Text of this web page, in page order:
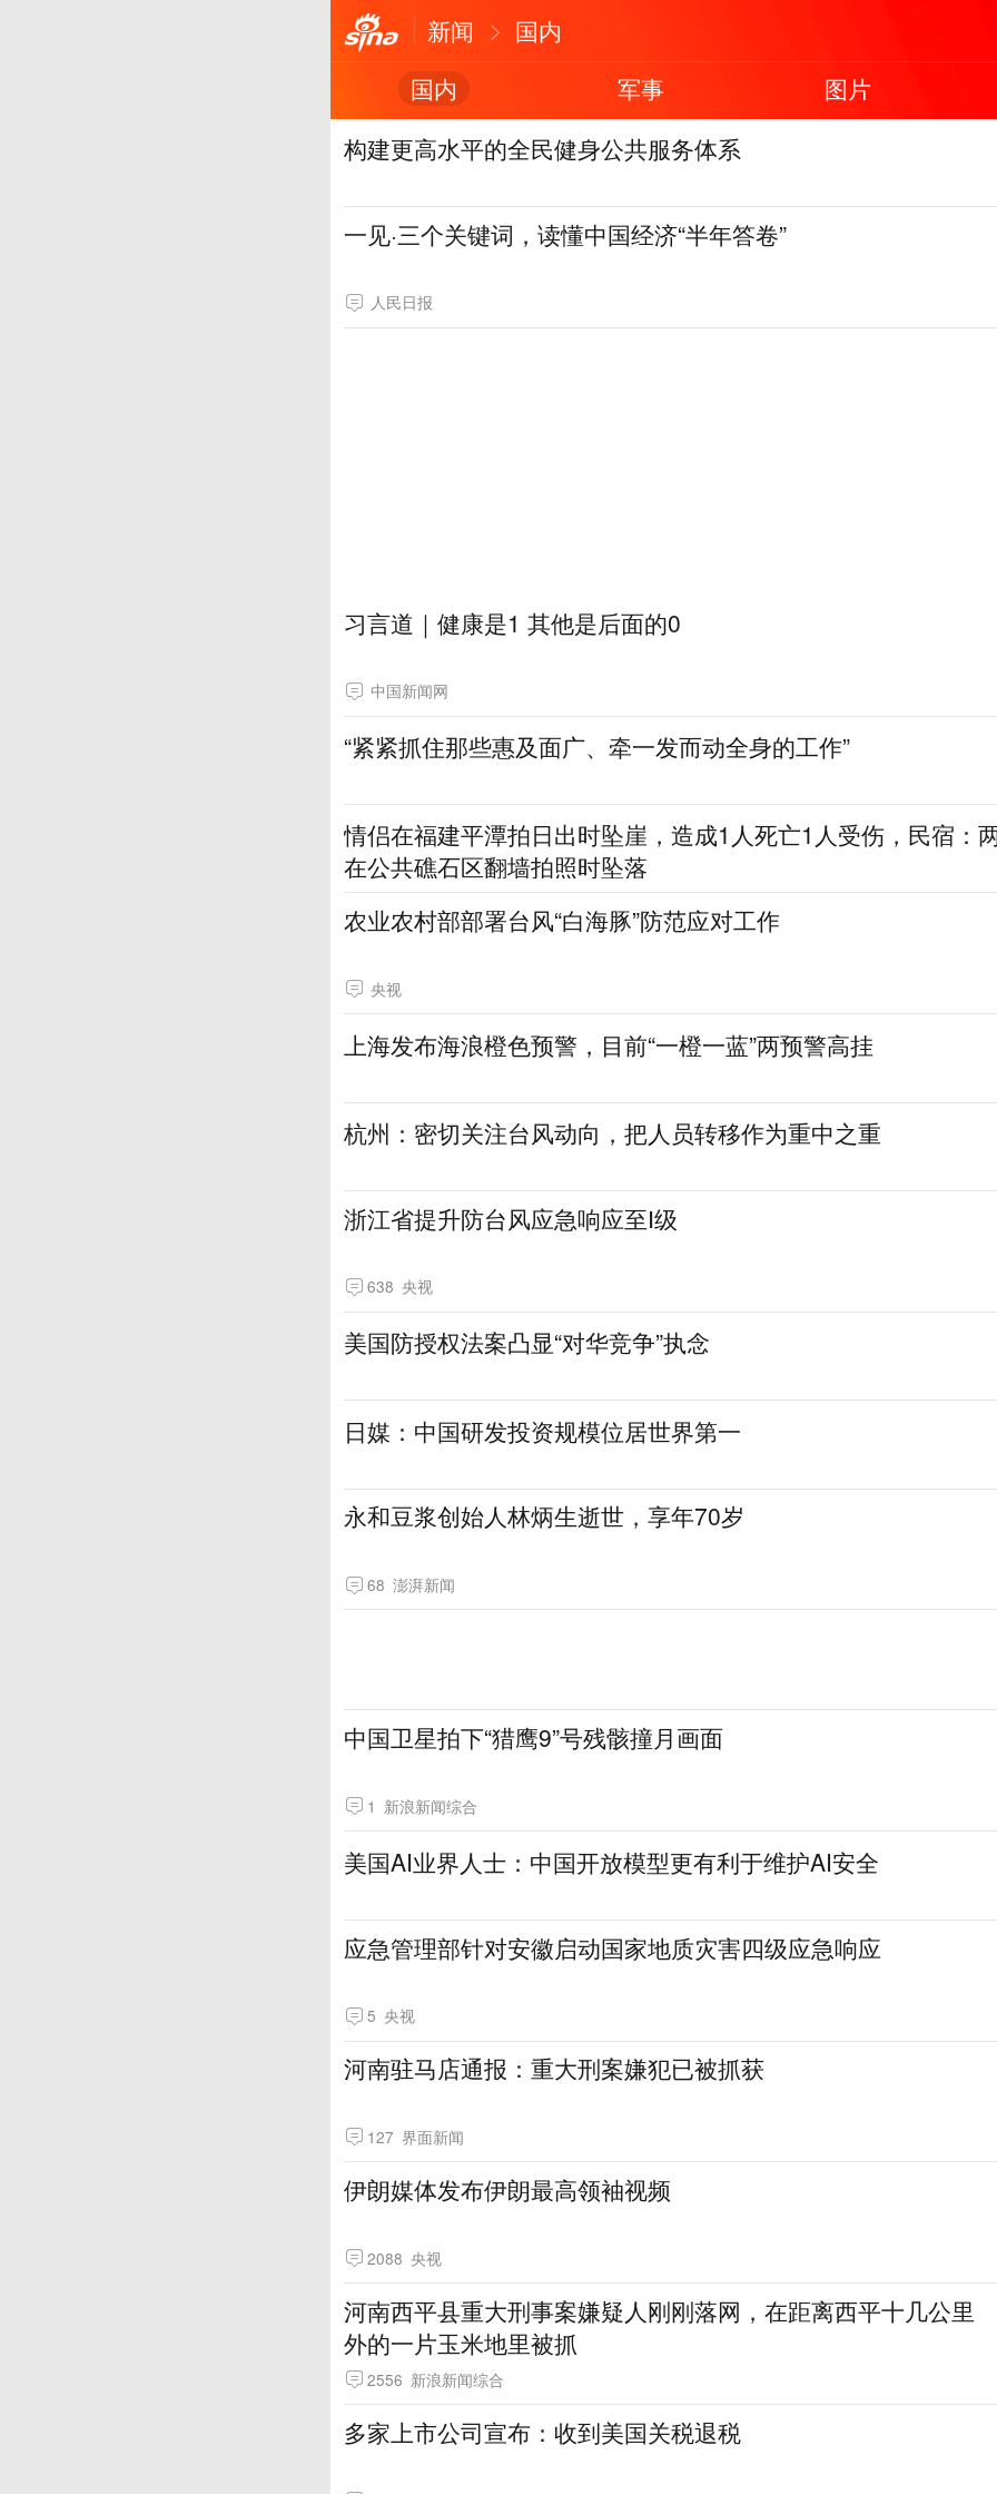
新闻
国内
国内
军事
图片
构建更高水平的全民健身公共服务体系
一见·三个关键词，读懂中国经济“半年答卷”
人民日报
习言道｜健康是1 其他是后面的0
中国新闻网
“紧紧抓住那些惠及面广、牵一发而动全身的工作”
情侣在福建平潭拍日出时坠崖，造成1人死亡1人受伤，民宿：
在公共礁石区翻墙拍照时坠落
农业农村部部署台风“白海豚”防范应对工作
央视
上海发布海浪橙色预警，目前“一橙一蓝”两预警高挂
杭州：密切关注台风动向，把人员转移作为重中之重
浙江省提升防台风应急响应至Ⅰ级
638 央视
美国防授权法案凸显“对华竞争”执念
日媒：中国研发投资规模位居世界第一
永和豆浆创始人林炳生逝世，享年70岁
68 澎湃新闻
中国卫星拍下“猎鹰9”号残骸撞月画面
1 新浪新闻综合
美国AI业界人士：中国开放模型更有利于维护AI安全
应急管理部针对安徽启动国家地质灾害四级应急响应
5 央视
河南驻马店通报：重大刑案嫌犯已被抓获
127 界面新闻
伊朗媒体发布伊朗最高领袖视频
2088 央视
河南西平县重大刑事案嫌疑人刚刚落网，在距离西平十几公里
外的一片玉米地里被抓
2556 新浪新闻综合
多家上市公司宣布：收到美国关税退税